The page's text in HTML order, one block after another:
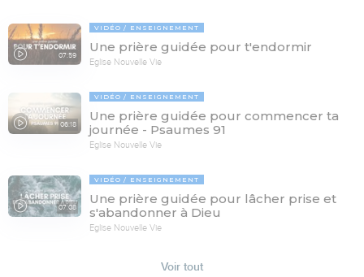
07:59
VIDÉO ENSEIGNEMENT
Une prière guidée pour t'endormir
Eglise Nouvelle Vie
06:18
VIDÉO ENSEIGNEMENT
Une prière guidée pour commencer ta
journée - Psaumes 91
Eglise Nouvelle Vie
07:08
VIDÉO ENSEIGNEMENT
Une prière guidée pour lâcher prise et
s'abandonner à Dieu
Eglise Nouvelle Vie
Voir tout